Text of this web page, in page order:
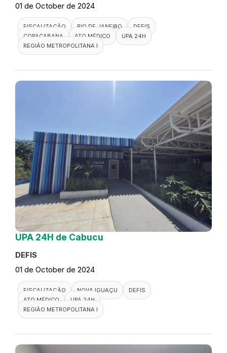
01 de October de 2024
FISCALIZAÇÃO RIO DE JANEIRO
DEFIS
COPACABANA
ATO MÉDICO
UPA 24H
REGIÃO METROPOLITANA I
UPA 24H de Cabucu
DEFIS
01 de October de 2024
FISCALIZAÇÃO NOVA IGUAÇU
DEFIS
ATO MÉDICO
UPA 24H
REGIÃO METROPOLITANA I